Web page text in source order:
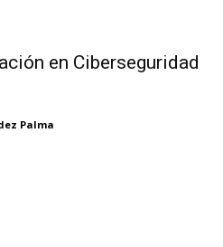
en Ciberseguridad
Palma